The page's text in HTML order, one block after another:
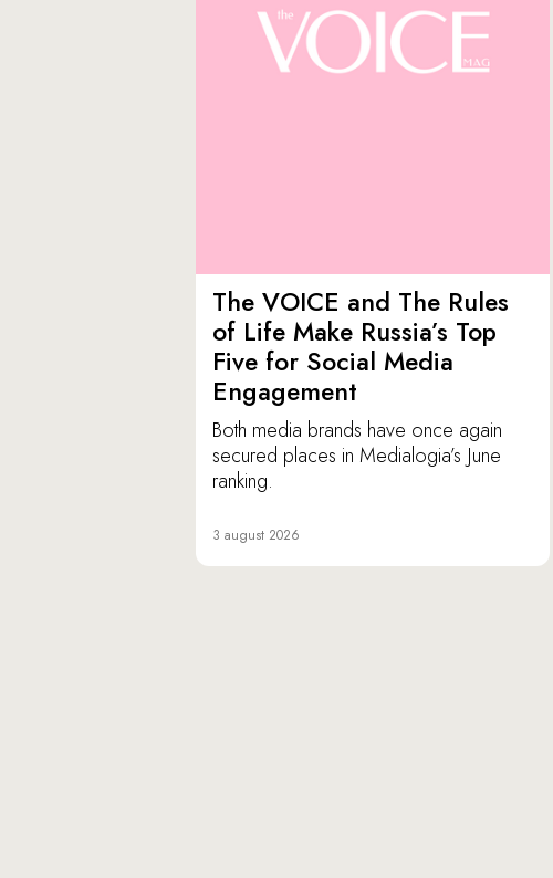
The VOICE and The Rules
of Life Make Russia’s Top
Five for Social Media
Engagement
Both media brands have once again
secured places in Medialogia’s June
ranking.
3 august 2026